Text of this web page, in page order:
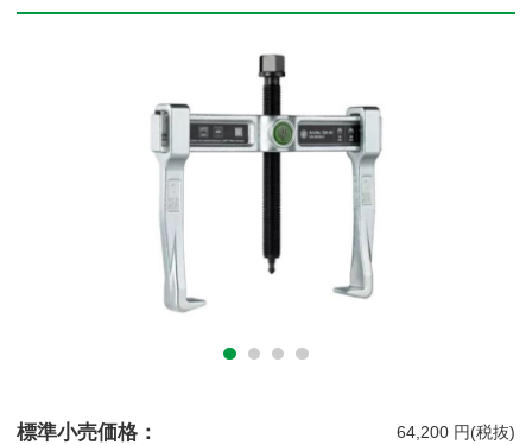
標準小売価格： 64,200 円(税抜)